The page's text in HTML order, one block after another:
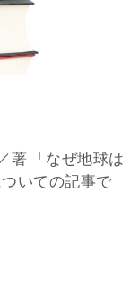
著 「なぜ地球は
いての記事で